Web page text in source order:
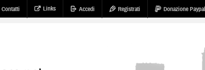
Contatti Links Accedi Registrati Donazione Paypal